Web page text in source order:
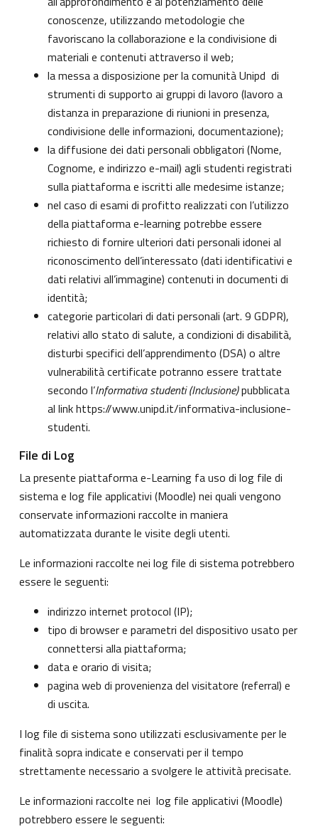
conoscenze, utilizzando metodologie che
favoriscano la collaborazione e la condivisione di
materiali e contenuti attraverso il web;
la messa a disposizione per la comunità Unipd di
strumenti di supporto ai gruppi di lavoro (lavoro a
distanza in preparazione di riunioni in presenza,
condivisione delle informazioni, documentazione);
la diffusione dei dati personali obbligatori (Nome,
Cognome, e indirizzo e-mail) agli studenti registrati
sulla piattaforma e iscritti alle medesime istanze;
nel caso di esami di profitto realizzati con l’utilizzo
della piattaforma e-learning potrebbe essere
richiesto di fornire ulteriori dati personali idonei al
riconoscimento dell’interessato (dati identificativi e
dati relativi all’immagine) contenuti in documenti di
identità;
categorie particolari di dati personali (art. 9 GDPR),
relativi allo stato di salute, a condizioni di disabilità,
disturbi specifici dell’apprendimento (DSA) o altre
vulnerabilità certificate potranno essere trattate
secondo l’Informativa studenti (Inclusione)pubblicata
al linkhttps://www.unipd.it/informativa-inclusione-
studenti.
File di Log
La presente piattaforma e-Learning fa uso di log file di
sistema e log file applicativi (Moodle) nei quali vengono
conservate informazioni raccolte in maniera
automatizzata durante le visite degli utenti.
Le informazioni raccolte nei log file di sistema potrebbero
essere le seguenti:
indirizzo internet protocol (IP);
tipo di browser e parametri del dispositivo usato per
connettersi alla piattaforma;
data e orario di visita;
pagina web di provenienza del visitatore (referral) e
di uscita.
I log file di sistema sono utilizzati esclusivamente per le
finalità sopra indicate e conservati per il tempo
strettamente necessario a svolgere le attività precisate.
Le informazioni raccolte nei log file applicativi (Moodle)
potrebbero essere le seguenti: